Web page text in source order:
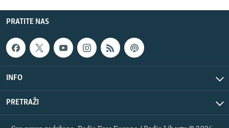
PRATITE NAS
INFO
PRETRAŽI